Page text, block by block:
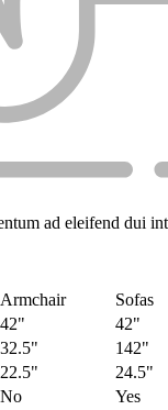
ad eleifend dui
Armchair
Sofas
42"
42"
32.5"
142"
22.5"
24.5"
No
Yes